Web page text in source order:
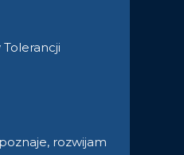
Tolerancji
rozwijam